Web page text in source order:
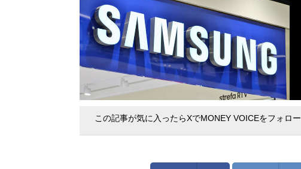
この記事が気に入ったらXでMONEY VOICEをフォロー